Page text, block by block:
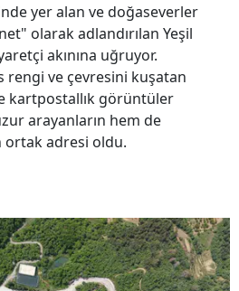
yer alan ve doğaseverler
olarak adlandırılan Yeşil
akınına uğruyor.
rengi ve çevresini kuşatan
kartpostallık görüntüler
arayanların hem de
ortak adresi oldu.